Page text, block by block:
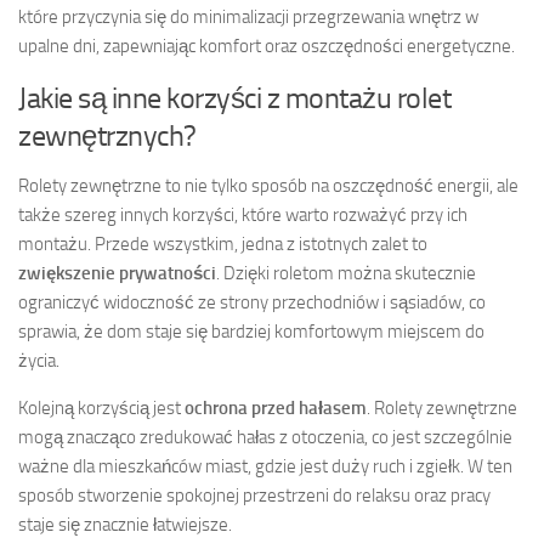
które przyczynia się do minimalizacji przegrzewania wnętrz w
upalne dni, zapewniając komfort oraz oszczędności energetyczne.
Jakie są inne korzyści z montażu rolet
zewnętrznych?
Rolety zewnętrzne to nie tylko sposób na oszczędność energii, ale
także szereg innych korzyści, które warto rozważyć przy ich
montażu. Przede wszystkim, jedna z istotnych zalet to
zwiększenie prywatności. Dzięki roletom można skutecznie
ograniczyć widoczność ze strony przechodniów i sąsiadów, co
sprawia, że dom staje się bardziej komfortowym miejscem do
życia.
Kolejną korzyścią jestochrona przed hałasem. Rolety zewnętrzne
mogą znacząco zredukować hałas z otoczenia, co jest szczególnie
ważne dla mieszkańców miast, gdzie jest duży ruch i zgiełk. W ten
sposób stworzenie spokojnej przestrzeni do relaksu oraz pracy
staje się znacznie łatwiejsze.